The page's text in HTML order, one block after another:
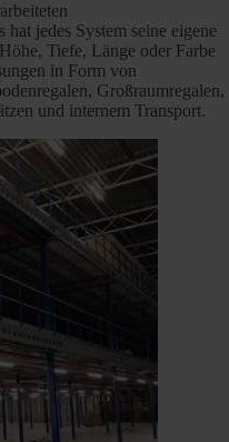
jedes System seine eigene
Tiefe, Länge oder Farbe
in Form von
Großraumregalen,
und internem Transport.